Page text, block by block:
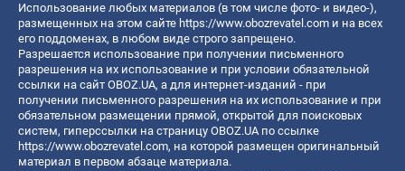
Использование любых материалов (в том числе фото- и видео-),
размещенных на этом сайте https://www.obozrevatel.com и на всех
его поддоменах, в любом виде строго запрещено.
Разрешается использование при получении письменного
разрешения на их использование и при условии обязательной
ссылки на сайт OBOZ.UA, а для интернет-изданий - при
получении письменного разрешения на их использование и при
обязательном размещении прямой, открытой для поисковых
систем, гиперссылки на страницу OBOZ.UA по ссылке
https://www.obozrevatel.com, на которой размещен оригинальный
материал в первом абзаце материала.